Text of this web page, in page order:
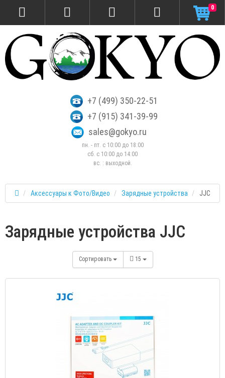
+7 (499) 350-22-51
+7 (915) 341-39-99
sales@gokyo.ru
пн. - пт. с 10:00 до 18:00
сб. c 10:00 до 14:00
вс. : выходной.
0
Аксессуары к Фото/Видео Зарядные устройства JJC
Зарядные устройства JJC
Сортировать 15